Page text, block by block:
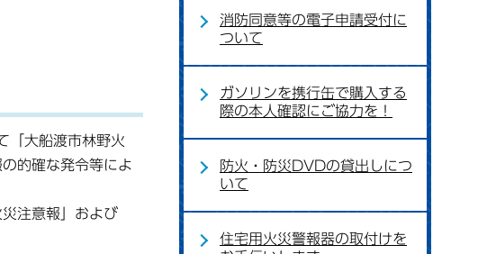
「大船渡市林野火
的確な発令等によ
注意報」および
消防同意等の電子申請受付に
ついて
ガソリンを携行缶で購入する
際の本人確認にご協力を！
防火・防災DVDの貸出しにつ
いて
住宅用火災警報器の取付けを